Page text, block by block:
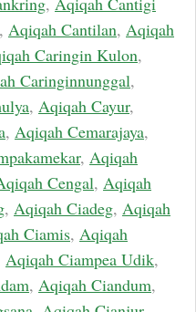
, Aqiqah Cantilan, Aqiqah
Caringin Kulon,
Caringinnunggal,
, Aqiqah Cayur,
, Aqiqah Cemarajaya,
, Aqiqah
Cengal, Aqiqah
, Aqiqah Ciadeg, Aqiqah
Ciamis, Aqiqah
Aqiqah Ciampea Udik,
, Aqiqah Ciandum,